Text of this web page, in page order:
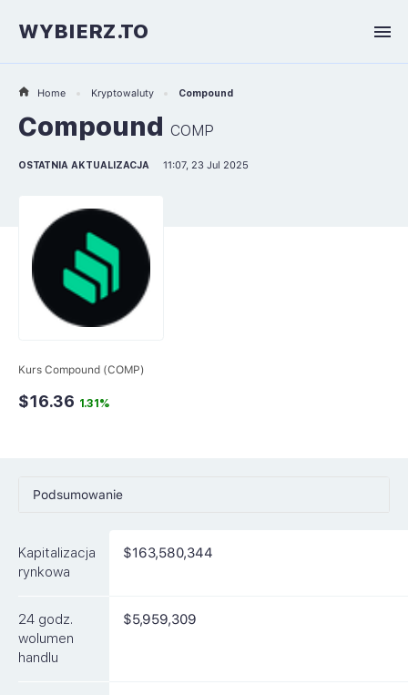
WYBIERZ.TO
Home Kryptowaluty Compound
Compound COMP
OSTATNIA AKTUALIZACJA 11:07, 23 Jul 2025
Kurs Compound (COMP)
$16.36 1.31%
Podsumowanie
Rynki
FAQ
Kapitalizacja
rynkowa
$163,580,344
24 godz.
wolumen
handlu
$5,959,309